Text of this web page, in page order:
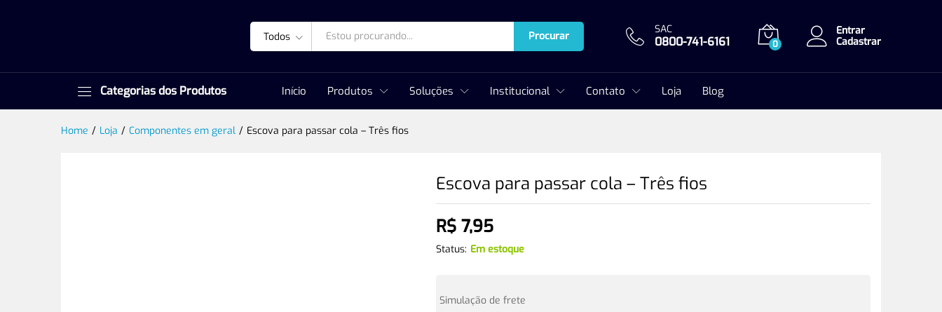
Todos Procurar SAC
0800-741-6161 0
Entrar
Cadastrar
Categorias dos Produtos Início Produtos Soluções Institucional Contato Loja Blog
Home / Loja / Componentes em geral / Escova para passar cola – Três fios
Escova para passar cola – Três fios
R$ 7,95
Status: Em estoque
Simulação de frete